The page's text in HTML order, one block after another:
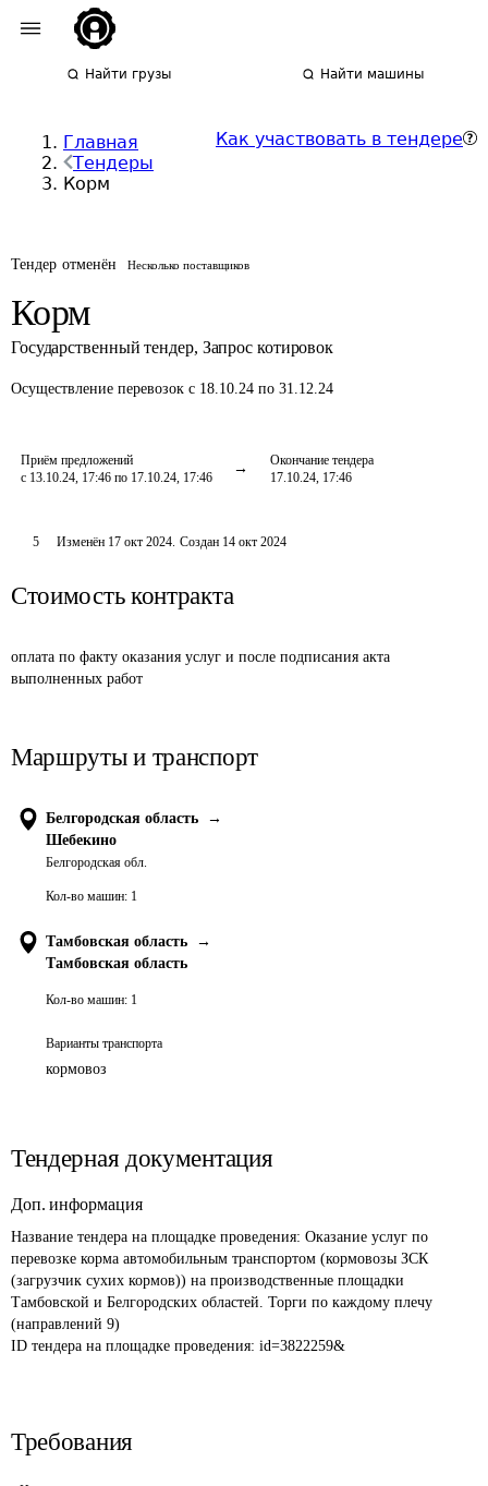
Найти грузы Найти машины
Главная
Тендеры
Корм
Как участвовать в тендере
Тендер отменён Несколько поставщиков
Корм
Государственный тендер, Запрос котировок
Осуществление перевозок с 18.10.24 по 31.12.24
Приём предложений
с 13.10.24, 17:46 по 17.10.24, 17:46
Окончание тендера
17.10.24, 17:46
5 Изменён 17 окт 2024. Создан 14 окт 2024
Стоимость контракта
оплата по факту оказания услуг и после подписания акта
выполненных работ
Маршруты и транспорт
Белгородская область
→
Шебекино
Белгородская обл.
Кол-во машин: 1
Тамбовская область
→
Тамбовская область
Кол-во машин: 1
Варианты транспорта
кормовоз
Тендерная документация
Доп. информация
Название тендера на площадке проведения: Оказание услуг по
перевозке корма автомобильным транспортом (кормовозы ЗСК
(загрузчик сухих кормов)) на производственные площадки
Тамбовской и Белгородских областей. Торги по каждому плечу
(направлений 9)
ID тендера на площадке проведения: id=3822259&
Требования